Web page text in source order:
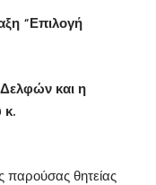
“Επιλογή
και η
κ.
παρούσας θητείας